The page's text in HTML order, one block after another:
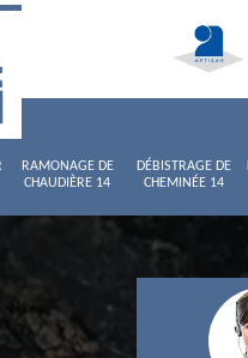
RAMONAGE DE
CHAUDIÈRE 14
DÉBISTRAGE DE
CHEMINÉE 14